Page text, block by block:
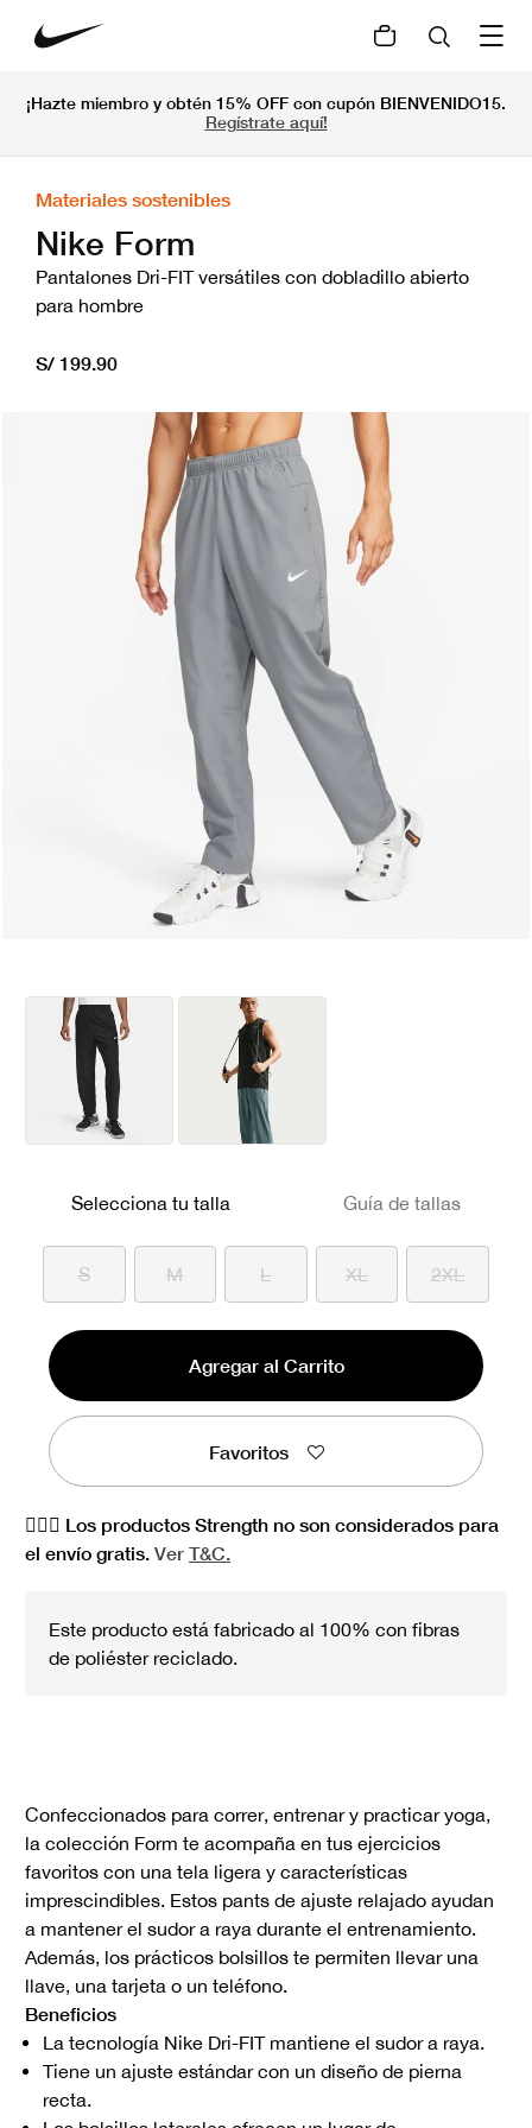
¡Hazte miembro y obtén 15% OFF con cupón BIENVENIDO15.
Regístrate aquí!
Materiales sostenibles
Nike Form
Pantalones Dri-FIT versátiles con dobladillo abierto
para hombre
S/ 199.90
Selecciona tu talla Guía de tallas
S M L XL 2XL
Agregar al Carrito
Favoritos
🏋🏻‍♀️ Los productos Strength no son considerados para
el envío gratis. Ver T&C.
Este producto está fabricado al 100% con fibras
de poliéster reciclado.
Confeccionados para correr, entrenar y practicar yoga,
la colección Form te acompaña en tus ejercicios
favoritos con una tela ligera y características
imprescindibles. Estos pants de ajuste relajado ayudan
a mantener el sudor a raya durante el entrenamiento.
Además, los prácticos bolsillos te permiten llevar una
llave, una tarjeta o un teléfono.
Beneficios
La tecnología Nike Dri-FIT mantiene el sudor a raya.
Tiene un ajuste estándar con un diseño de pierna
recta.